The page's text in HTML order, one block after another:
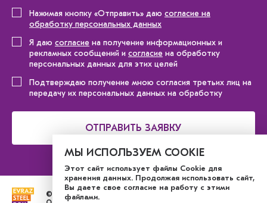
Нажимая кнопку «Отправить» даю согласие на
обработку персональных данных
Я даю согласие на получение информационных и
рекламных сообщений и согласие на обработку
персональных данных для этих целей
Подтверждаю получение мною согласия третьих лиц на
передачу их персональных данных на обработку
ОТПРАВИТЬ ЗАЯВКУ
© 2026
МЫ ИСПОЛЬЗУЕМ COOKIE
Этот сайт использует файлы Cookie для
хранения данных. Продолжая использовать сайт,
Вы даете свое согласие на работу с этими
файлами.